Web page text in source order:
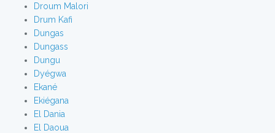
Droum Malori
Drum Kafi
Dungas
Dungass
Dungu
Dyégwa
Ekané
Ekiégana
El Dania
El Daoua